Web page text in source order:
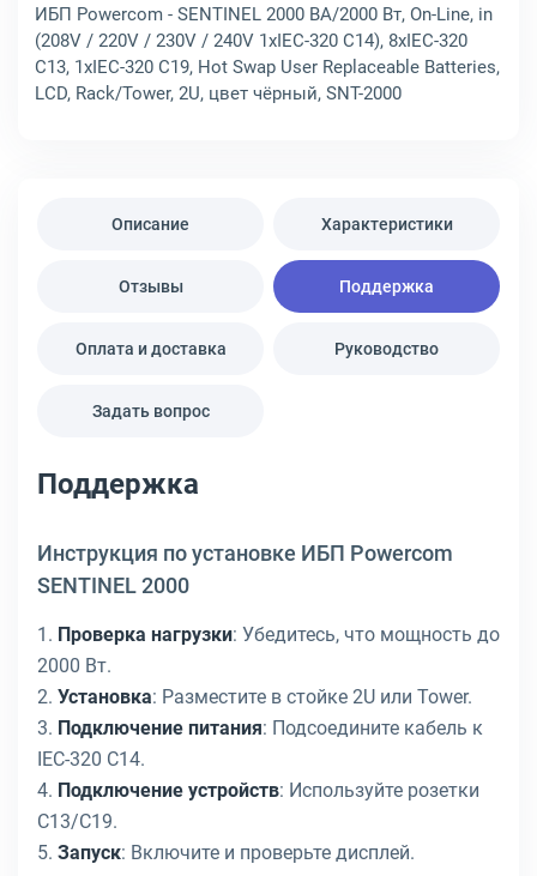
ИБП Powercom - SENTINEL 2000 ВА/2000 Вт, On-Line, in
(208V / 220V / 230V / 240V 1xIEC-320 C14), 8xIEC-320
C13, 1xIEC-320 C19, Hot Swap User Replaceable Batteries,
LCD, Rack/Tower, 2U, цвет чёрный, SNT-2000
Описание Характеристики
Отзывы Поддержка
Оплата и доставка Руководство
Задать вопрос
Поддержка
Инструкция по установке ИБП Powercom
SENTINEL 2000
1. Проверка нагрузки: Убедитесь, что мощность до
2000 Вт.
2. Установка: Разместите в стойке 2U или Tower.
3. Подключение питания: Подсоедините кабель к
IEC-320 C14.
4. Подключение устройств: Используйте розетки
C13/C19.
5. Запуск: Включите и проверьте дисплей.